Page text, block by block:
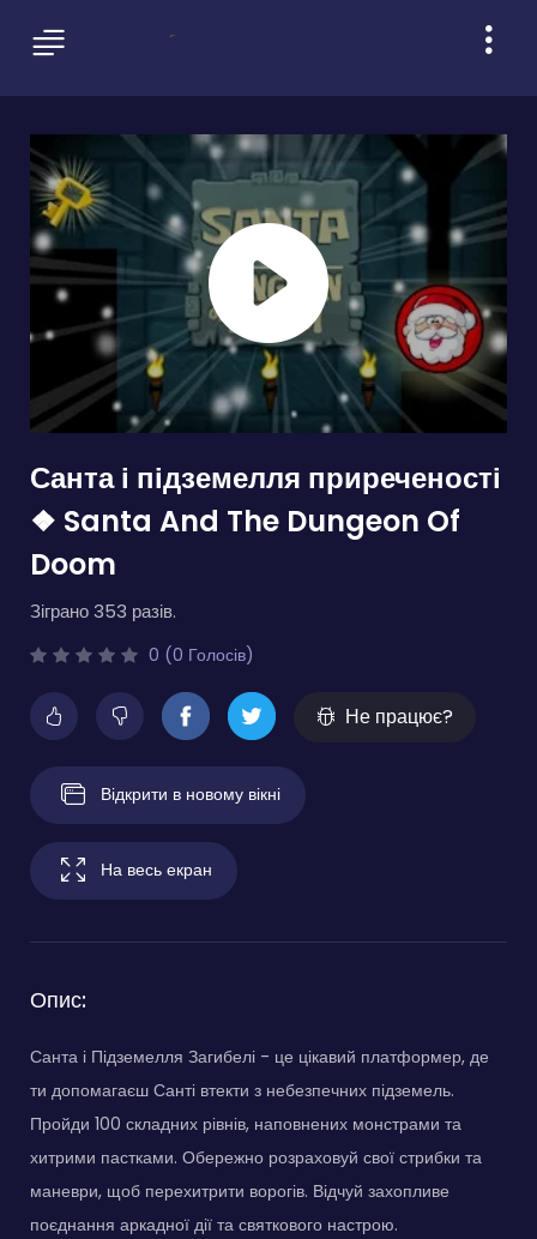
Санта і підземелля приреченості
❖ Santa And The Dungeon Of
Doom
Зіграно 353 разів.
0 (0 Голосів)
Не працює?
Відкрити в новому вікні
На весь екран
Опис:
Санта і Підземелля Загибелі - це цікавий платформер, де
ти допомагаєш Санті втекти з небезпечних підземель.
Пройди 100 складних рівнів, наповнених монстрами та
хитрими пастками. Обережно розраховуй свої стрибки та
маневри, щоб перехитрити ворогів. Відчуй захопливе
поєднання аркадної дії та святкового настрою.